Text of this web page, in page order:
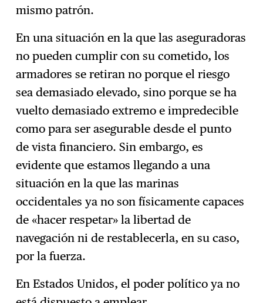
mismo patrón.
En una situación en la que las aseguradoras
no pueden cumplir con su cometido, los
armadores se retiran no porque el riesgo
sea demasiado elevado, sino porque se ha
vuelto demasiado extremo e impredecible
como para ser asegurable desde el punto
de vista financiero. Sin embargo, es
evidente que estamos llegando a una
situación en la que las marinas
occidentales ya no son físicamente capaces
de «hacer respetar» la libertad de
navegación ni de restablecerla, en su caso,
por la fuerza.
En Estados Unidos, el poder político ya no